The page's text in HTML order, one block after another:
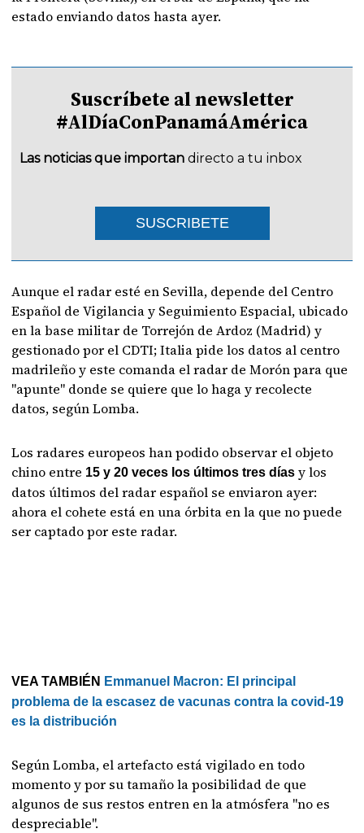
estado enviando datos hasta ayer.
Suscríbete al newsletter
#AlDíaConPanamáAmérica
Las noticias que importan directo a tu inbox
SUSCRIBETE
Aunque el radar esté en Sevilla, depende del Centro
Español de Vigilancia y Seguimiento Espacial, ubicado
en la base militar de Torrejón de Ardoz (Madrid) y
gestionado por el CDTI; Italia pide los datos al centro
madrileño y este comanda el radar de Morón para que
"apunte" donde se quiere que lo haga y recolecte
datos, según Lomba.
Los radares europeos han podido observar el objeto
chino entre 15 y 20 veces los últimos tres días y los
datos últimos del radar español se enviaron ayer:
ahora el cohete está en una órbita en la que no puede
ser captado por este radar.
VEA TAMBIÉN Emmanuel Macron: El principal
problema de la escasez de vacunas contra la covid-19
es la distribución
Según Lomba, el artefacto está vigilado en todo
momento y por su tamaño la posibilidad de que
algunos de sus restos entren en la atmósfera "no es
despreciable".